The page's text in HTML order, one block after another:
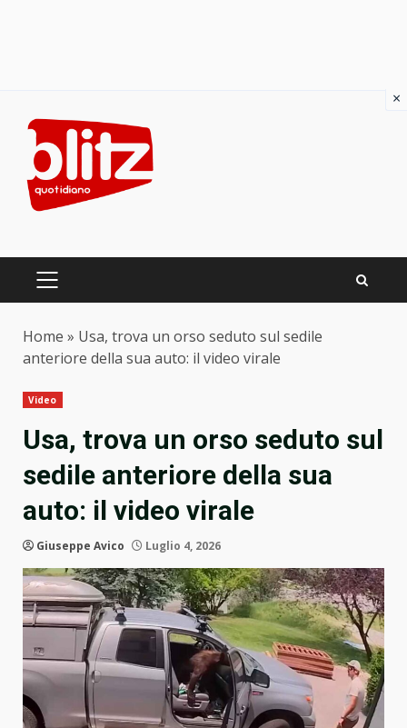
content
PRIMARY
Home » Usa, trova un orso seduto sul sedile
anteriore della sua auto: il video virale
Video
Usa, trova un orso seduto sul
sedile anteriore della sua
auto: il video virale
Giuseppe Avico Luglio 4, 2026
×